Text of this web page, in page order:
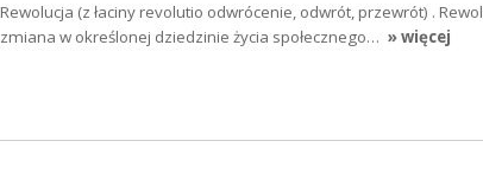
Rewolucja (z łaciny revolutio odwrócenie, odwrót, przewrót) .
zmiana w określonej dziedzinie życia społecznego… » więcej